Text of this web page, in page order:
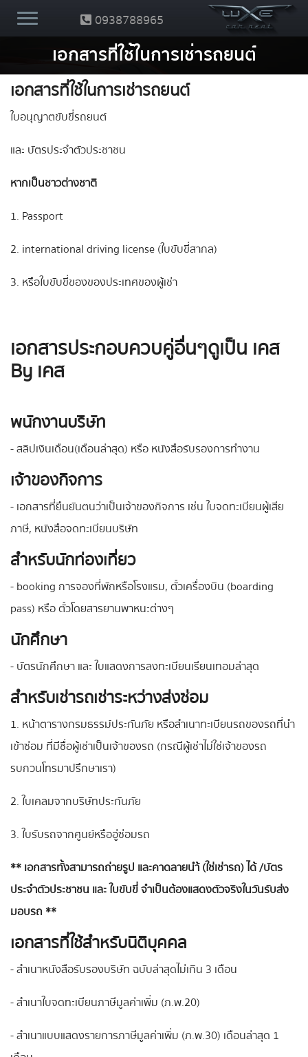
0938788965
เอกสารที่ใช้ในการเช่ารถยนต์
เอกสารที่ใช้ในการเช่ารถยนต์
ใบอนุญาตขับขี่รถยนต์
และ บัตรประจำตัวประชาชน
หากเป็นชาวต่างชาติ
1. Passport
2. international driving license (ใบขับขี่สากล)
3. หรือใบขับขี่ของของประเทศของผู้เช่า
เอกสารประกอบควบคู่อื่นๆดูเป็น เคส
By เคส
พนักงานบริษัท
- สลิปเงินเดือน(เดือนล่าสุด) หรือ หนังสือรับรองการทำงาน
เจ้าของกิจการ
- เอกสารที่ยืนยันตนว่าเป็นเจ้าของกิจการ เช่น ใบจดทะเบียนผู้เสีย
ภาษี, หนังสือจดทะเบียนบริษัท
สำหรับนักท่องเที่ยว
- booking การจองที่พักหรือโรงแรม, ตั๋วเครื่องบิน (boarding
pass) หรือ ตั๋วโดยสารยานพาหนะต่างๆ
นักศึกษา
- บัตรนักศึกษา และ ใบแสดงการลงทะเบียนเรียนเทอมล่าสุด
สำหรับเช่ารถเช่าระหว่างส่งซ่อม
1. หน้าตารางกรมธรรม์ประกันภัย หรือสำเนาทะเบียนรถของรถที่นำ
เข้าซ่อม ที่มีชื่อผู้เช่าเป็นเจ้าของรถ (กรณีผู้เช่าไม่ใช่เจ้าของรถ
รบกวนโทรมาปรึกษาเรา)
2. ใบเคลมจากบริษัทประกันภัย
3. ใบรับรถจากศูนย์หรืออู่ซ่อมรถ
** เอกสารทั้งสามารถถ่ายรูป และคาดลายนำ้ (ใช่เช่ารถ) ได้ /บัตร
ประจำตัวประชาชน และ ใบขับขี่ จำเป็นต้องแสดงตัวจริงในวันรับส่ง
มอบรถ **
เอกสารที่ใช้สำหรับนิติบุคคล
- สำเนาหนังสือรับรองบริษัท ฉบับล่าสุดไม่เกิน 3 เดือน
- สำเนาใบจดทะเบียนภาษีมูลค่าเพิ่ม (ภ.พ.20)
- สำเนาแบบแสดงรายการภาษีมูลค่าเพิ่ม (ภ.พ.30) เดือนล่าสุด 1